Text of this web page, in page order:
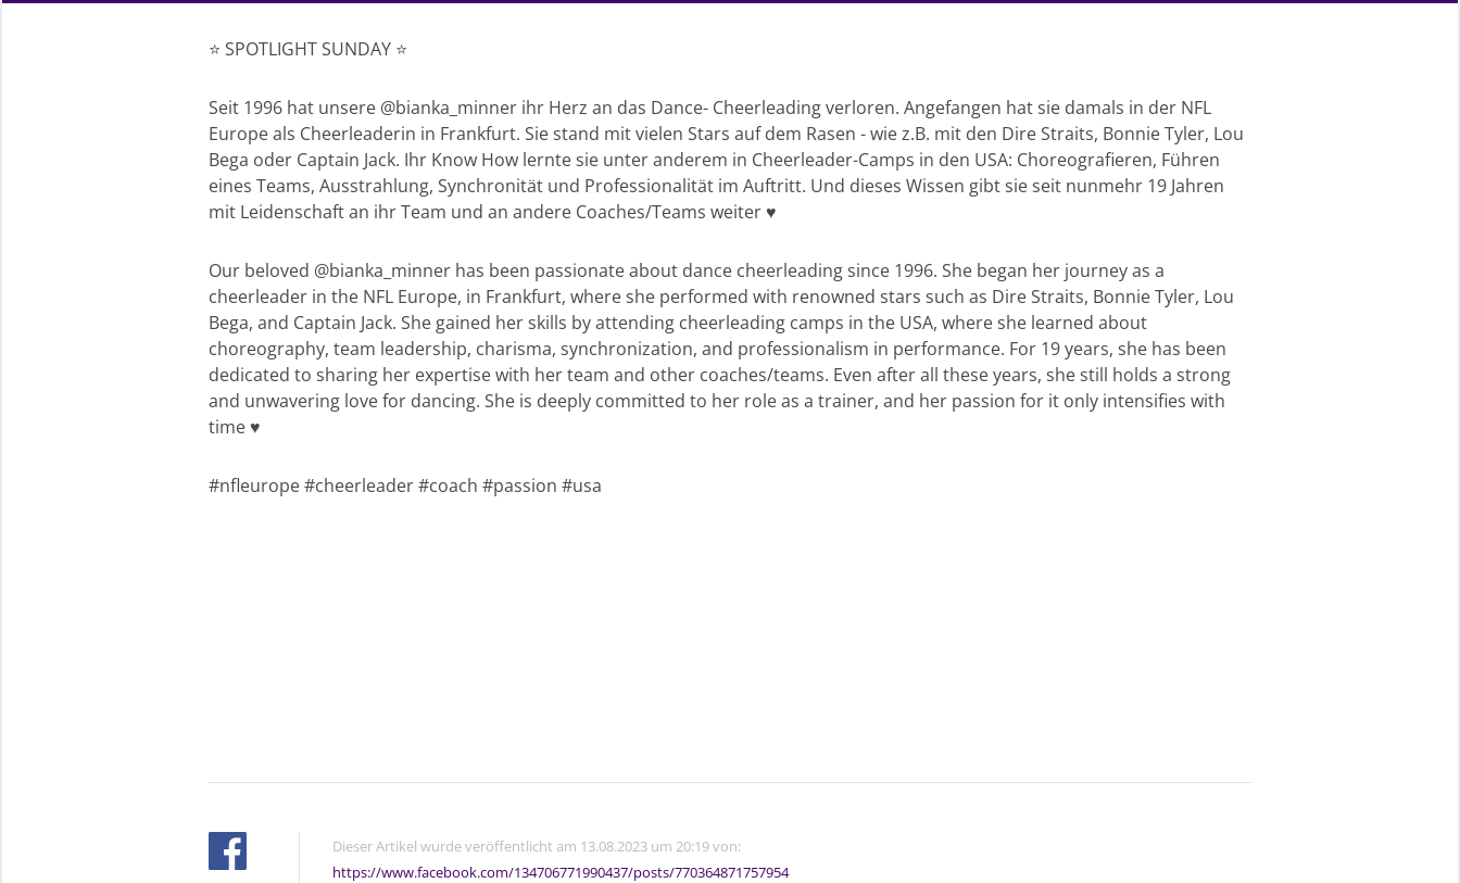
⭐️ SPOTLIGHT SUNDAY ⭐️
Seit 1996 hat unsere @bianka_minner ihr Herz an das Dance- Cheerleading verloren. Angefangen hat sie damals in der NFL
Europe als Cheerleaderin in Frankfurt. Sie stand mit vielen Stars auf dem Rasen - wie z.B. mit den Dire Straits, Bonnie Tyler, Lou
Bega oder Captain Jack. Ihr Know How lernte sie unter anderem in Cheerleader-Camps in den USA: Choreografieren, Führen
eines Teams, Ausstrahlung, Synchronität und Professionalität im Auftritt. Und dieses Wissen gibt sie seit nunmehr 19 Jahren
mit Leidenschaft an ihr Team und an andere Coaches/Teams weiter ♥️
Our beloved @bianka_minner has been passionate about dance cheerleading since 1996. She began her journey as a
cheerleader in the NFL Europe, in Frankfurt, where she performed with renowned stars such as Dire Straits, Bonnie Tyler, Lou
Bega, and Captain Jack. She gained her skills by attending cheerleading camps in the USA, where she learned about
choreography, team leadership, charisma, synchronization, and professionalism in performance. For 19 years, she has been
dedicated to sharing her expertise with her team and other coaches/teams. Even after all these years, she still holds a strong
and unwavering love for dancing. She is deeply committed to her role as a trainer, and her passion for it only intensifies with
time ♥️
#nfleurope #cheerleader #coach #passion #usa
Dieser Artikel wurde veröffentlicht am 13.08.2023 um 20:19 von:
https://www.facebook.com/134706771990437/posts/770364871757954